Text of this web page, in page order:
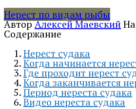
Нерест по видам рыбы
АвторАлексей Маевский
Содержание
Нерест судака
Когда начинается
Где проходит нерест
Когда заканчивается
Период нереста судака
Видео нереста судака